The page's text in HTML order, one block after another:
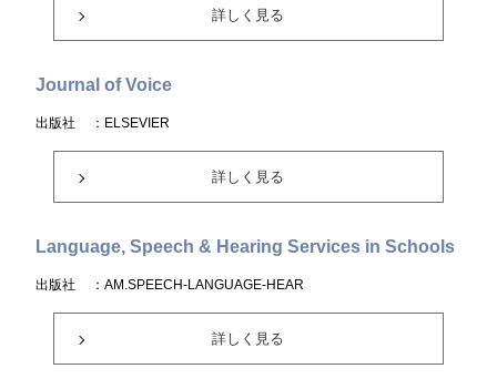
詳しく見る
Journal of Voice
出版社 ：ELSEVIER
詳しく見る
Language, Speech & Hearing Services in Schools
出版社 ：AM.SPEECH-LANGUAGE-HEAR
詳しく見る